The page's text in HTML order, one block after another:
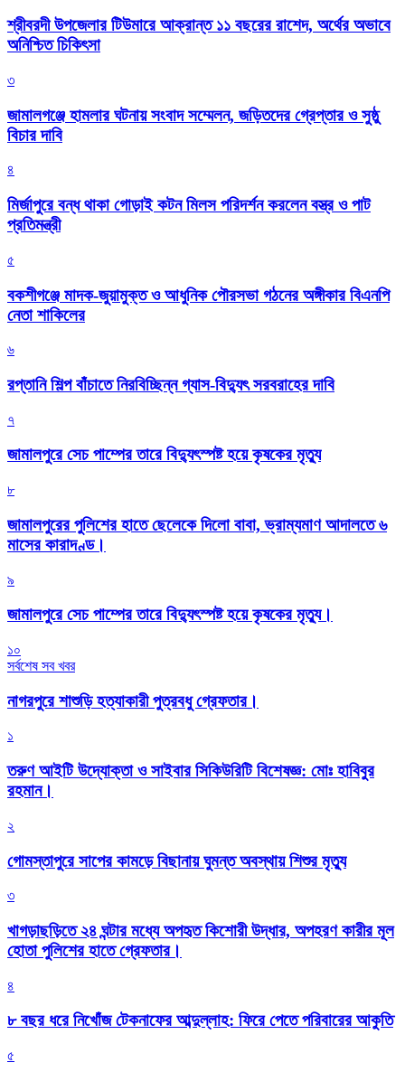
শ্রীবরদী উপজেলার টিউমারে আক্রান্ত ১১ বছরের রাশেদ, অর্থের অভাবে
অনিশ্চিত চিকিৎসা
৩
জামালগঞ্জে হামলার ঘটনায় সংবাদ সম্মেলন, জড়িতদের গ্রেপ্তার ও সুষ্ঠু
বিচার দাবি
৪
মির্জাপুরে বন্ধ থাকা গোড়াই কটন মিলস পরিদর্শন করলেন বস্ত্র ও পাট
প্রতিমন্ত্রী
৫
বকশীগঞ্জে মাদক-জুয়ামুক্ত ও আধুনিক পৌরসভা গঠনের অঙ্গীকার বিএনপি
নেতা শাকিলের
৬
রপ্তানি শিল্প বাঁচাতে নিরবিচ্ছিন্ন গ্যাস-বিদ্যুৎ সরবরাহের দাবি
৭
জামালপুরে সেচ পাম্পের তারে বিদ্যুৎস্পষ্ট হয়ে কৃষকের মৃত্যু
৮
জামালপুরের পুলিশের হাতে ছেলেকে দিলো বাবা, ভ্রাম্যমাণ আদালতে ৬
মাসের কারাদণ্ড।
৯
জামালপুরে সেচ পাম্পের তারে বিদ্যুৎস্পষ্ট হয়ে কৃষকের মৃত্যু।
১০
সর্বশেষ সব খবর
নাগরপুরে শাশুড়ি হত্যাকারী পুত্রবধু গ্রেফতার।
১
তরুণ আইটি উদ্যোক্তা ও সাইবার সিকিউরিটি বিশেষজ্ঞ: মোঃ হাবিবুর
রহমান।
২
গোমস্তাপুরে সাপের কামড়ে বিছানায় ঘুমন্ত অবস্থায় শিশুর মৃত্যু
৩
খাগড়াছড়িতে ২৪ ঘন্টার মধ্যে অপহৃত কিশোরী উদ্ধার, অপহরণ কারীর মূল
হোতা পুলিশের হাতে গ্রেফতার।
৪
৮ বছর ধরে নিখোঁজ টেকনাফের আব্দুল্লাহ: ফিরে পেতে পরিবারের আকুতি
৫